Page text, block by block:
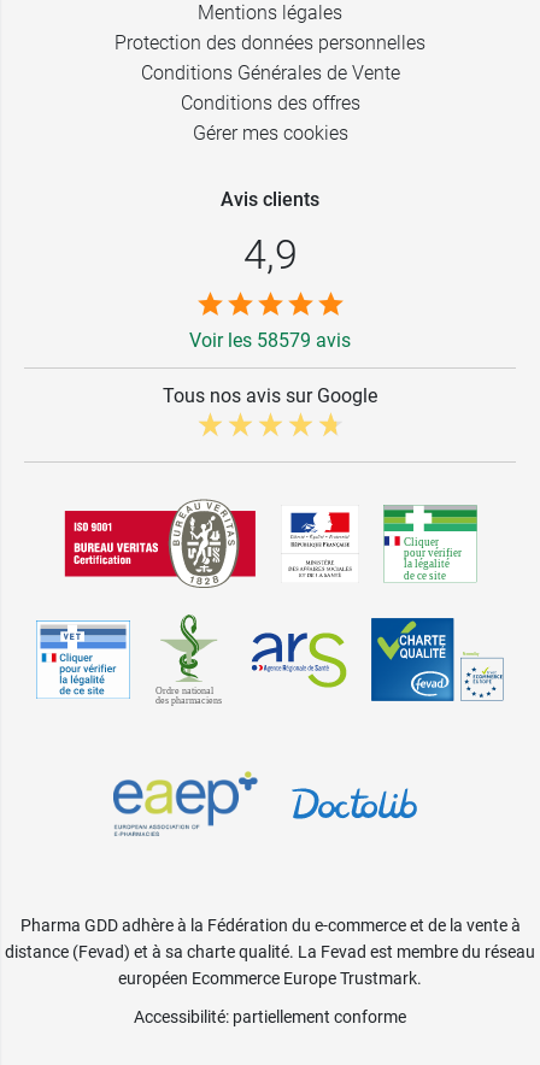
Mentions légales
Protection des données personnelles
Conditions Générales de Vente
Conditions des offres
Gérer mes cookies
Avis clients
4,9
Voir les 58579 avis
Tous nos avis sur Google
Pharma GDD adhère à la Fédération du e-commerce et de la vente à
distance (Fevad) et à sa charte qualité. La Fevad est membre du réseau
européen Ecommerce Europe Trustmark.
Accessibilité: partiellement conforme